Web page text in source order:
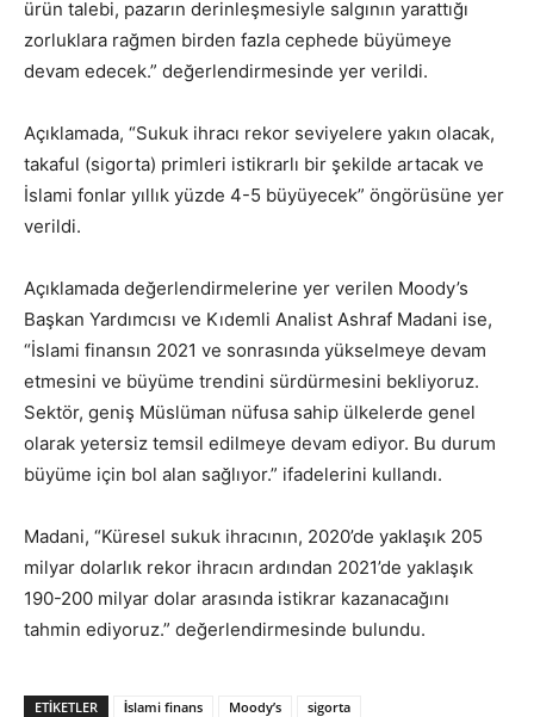
ürün talebi, pazarın derinleşmesiyle salgının yarattığı
zorluklara rağmen birden fazla cephede büyümeye
devam edecek.” değerlendirmesinde yer verildi.
Açıklamada, “Sukuk ihracı rekor seviyelere yakın olacak,
takaful (sigorta) primleri istikrarlı bir şekilde artacak ve
İslami fonlar yıllık yüzde 4-5 büyüyecek” öngörüsüne yer
verildi.
Açıklamada değerlendirmelerine yer verilen Moody’s
Başkan Yardımcısı ve Kıdemli Analist Ashraf Madani ise,
“İslami finansın 2021 ve sonrasında yükselmeye devam
etmesini ve büyüme trendini sürdürmesini bekliyoruz.
Sektör, geniş Müslüman nüfusa sahip ülkelerde genel
olarak yetersiz temsil edilmeye devam ediyor. Bu durum
büyüme için bol alan sağlıyor.” ifadelerini kullandı.
Madani, “Küresel sukuk ihracının, 2020’de yaklaşık 205
milyar dolarlık rekor ihracın ardından 2021’de yaklaşık
190-200 milyar dolar arasında istikrar kazanacağını
tahmin ediyoruz.” değerlendirmesinde bulundu.
ETIKETLER İslami finans Moody’s sigorta